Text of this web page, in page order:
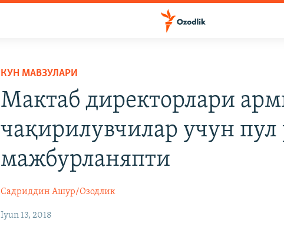
КУН МАВЗУЛАРИ
Мактаб директорлари
чақирилувчилар учун пул
мажбурланяпти
Садриддин Ашур/Озодлик
Iyun 13, 2018